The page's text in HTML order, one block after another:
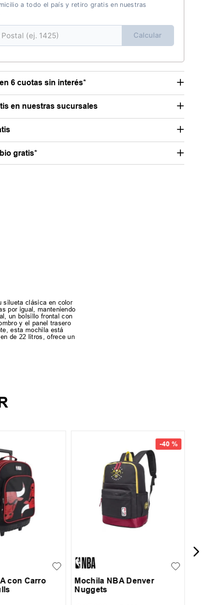
a todo el país y retiro gratis en nuestras
Calcular
6 cuotas sin interés*
en nuestras sucursales
gratis*
silueta clásica en color
por igual, manteniendo
un bolsillo frontal con
y el panel trasero
esta mochila está
de 22 litros, ofrece un
con Carro
-40 %
Mochila NBA Denver
Nuggets